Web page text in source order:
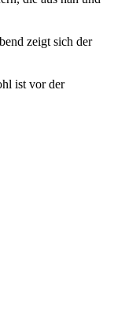
zeigt sich der
ist vor der